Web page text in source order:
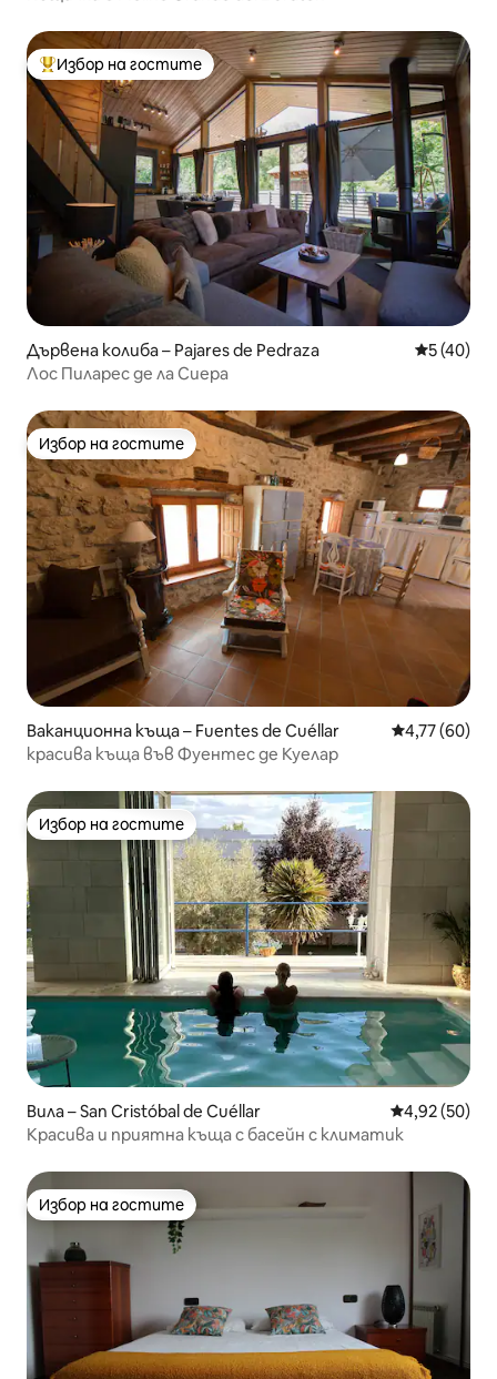
Най-популярен избор на гостите
Избор на гостите
Дървена колиба – Pajares de Pedraza Средна
5 (40)
Лос Пиларес де ла Сиера
Избор на гостите
Избор на гостите
Ваканционна къща – Fuentes de Cuéllar Средна
4,77 (60)
красива къща във Фуентес де Куелар
Избор на гостите
Избор на гостите
Вила – San Cristóbal de Cuéllar Средна
4,92 (50)
Красива и приятна къща с басейн с климатик
Избор на гостите
Избор на гостите